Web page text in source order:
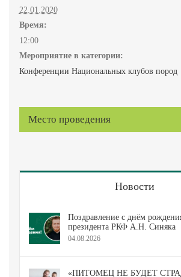
22.01.2020
Время:
12:00
Мероприятие в категории:
Конференции Национальных клубов пород
Место проведения
Новости
Поздравление с днём
президента РКФ А.Н. Синяка
04.08.2026
«ПИТОМЕЦ НЕ БУДЕТ